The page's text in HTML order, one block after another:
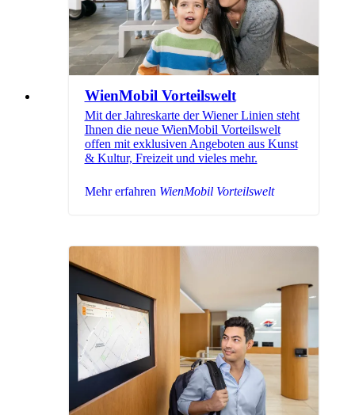
WienMobil Vorteilswelt
Mit der Jahreskarte der Wiener Linien steht
Ihnen die neue WienMobil Vorteilswelt
offen mit exklusiven Angeboten aus Kunst
& Kultur, Freizeit und vieles mehr.
Mehr erfahren WienMobil Vorteilswelt